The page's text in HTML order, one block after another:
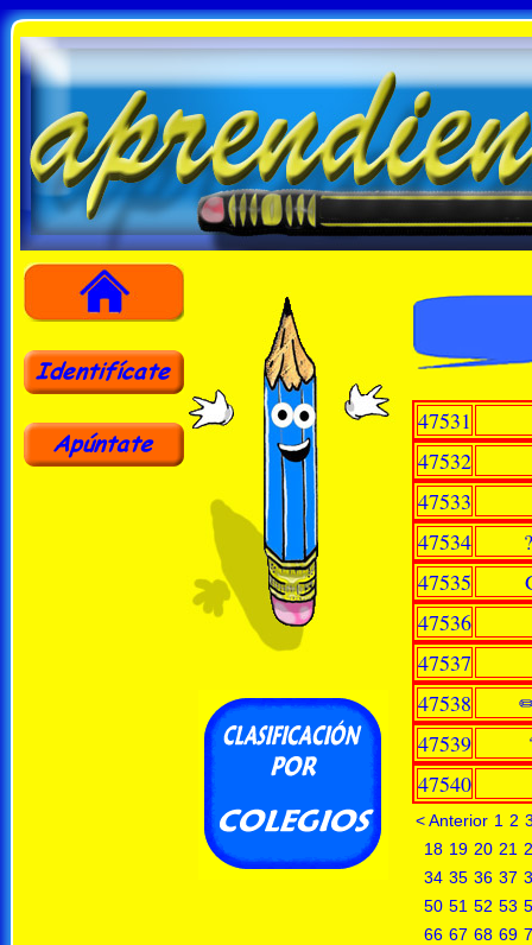
47531
47532
47533
47534
47535
47536
47537
47538
47539
47540
< Anterior 1 2
18 19 20 21
34 35 36 37
50 51 52 53
66 67 68 69